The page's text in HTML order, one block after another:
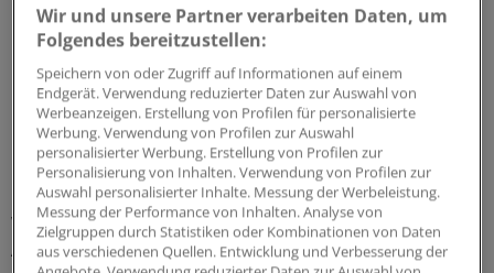
Nicht ganz so heiß wie im Fernsehformat "Die Höhle der
Löwen" des Privatsenders VOX geht es beim ersten KV
Digital Pitching Day zu. Aber es liegt ein gewisses
Knistern in der Luft. Veranstalter ist die KV Telematik
GmbH (KVTG), eine 100-prozentige Tochter der KBV.
Und hinter dem "Pitching" (der Begriff kommt aus der
Werbebranche und bezeichnet einen Wettbewerb unter
Agenturen um einen Werbeetat) steht ein komplett
Wir und unsere Partner verarbeiten Daten, um
Folgendes bereitzustellen:
Speichern von oder Zugriff auf Informationen auf einem
Endgerät. Verwendung reduzierter Daten zur Auswahl von
Werbeanzeigen. Erstellung von Profilen für personalisierte
Werbung. Verwendung von Profilen zur Auswahl
personalisierter Werbung. Erstellung von Profilen zur
Personalisierung von Inhalten. Verwendung von Profilen zur
Auswahl personalisierter Inhalte. Messung der Werbeleistung.
Messung der Performance von Inhalten. Analyse von
Zielgruppen durch Statistiken oder Kombinationen von Daten
aus verschiedenen Quellen. Entwicklung und Verbesserung der